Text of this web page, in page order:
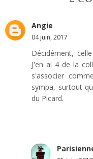
Angie
04 juin, 2017
Décidément,
J'en ai 4 de la
s'associer
sympa, surtout
du Picard.